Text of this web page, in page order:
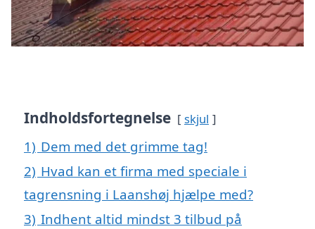
Indholdsfortegnelse skjul
1) Dem med det grimme tag!
2) Hvad kan et firma med speciale i
tagrensning i Laanshøj hjælpe med?
3) Indhent altid mindst 3 tilbud på